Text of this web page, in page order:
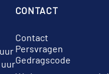
uur
CONTACT
Contact
Persvragen
Gedragscode